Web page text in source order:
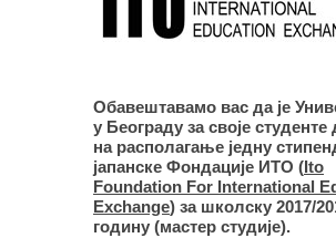
Обавештавамо вас да је
у Београду за своје студенте
на располагање једну
јапанске Фондације ИТО (Ito
Foundation For International
Exchange) за школску 2017/
годину (мастер студијe).